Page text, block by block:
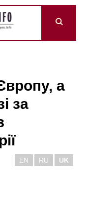
а
за
EN RU UK